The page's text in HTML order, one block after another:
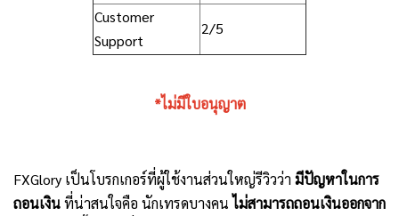
Customer
Support
2/5
*ไม่มีใบอนุญาต
FXGlory เป็นโบรกเกอร์ที่ผู้ใช้งานส่วนใหญ่รีวิวว่า มีปัญหาในการ
ถอนเงินที่น่าสนใจคือ นักเทรดบางคนไม่สามารถถอนเงินออกจาก